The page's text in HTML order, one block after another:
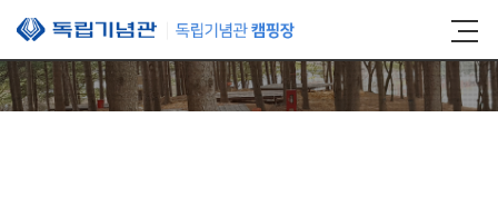
본문 바로가기